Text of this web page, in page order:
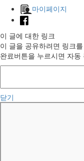
마이페이지
이 글에 대한 링크
이 글을 공유하려면 링크
완료버튼을 누르시면 자동
닫기